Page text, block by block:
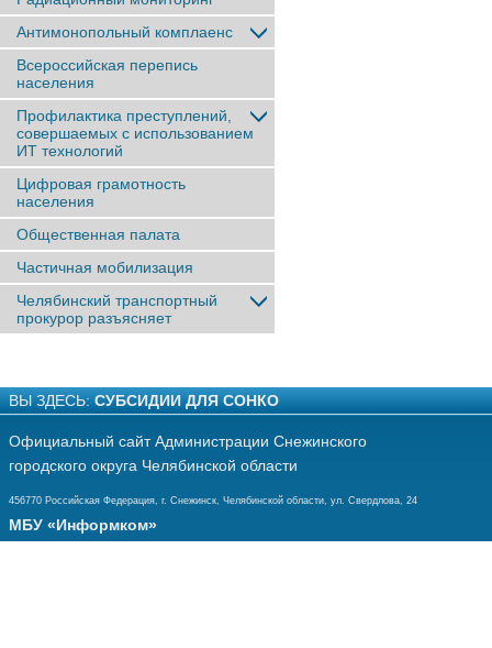
Антимонопольный комплаенс
Всероссийская перепись
населения
Профилактика преступлений,
совершаемых с использованием
ИТ технологий
Цифровая грамотность
населения
Общественная палата
Частичная мобилизация
Челябинский транспортный
прокурор разъясняет
ВЫ ЗДЕСЬ: СУБСИДИИ ДЛЯ СОНКО
Официальный сайт Администрации Снежинского
городского округа Челябинской области
456770 Российская Федерация, г. Снежинск, Челябинской области, ул. Свердлова, 24
МБУ «Информком»